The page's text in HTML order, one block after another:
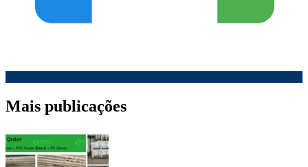
Mais publicações